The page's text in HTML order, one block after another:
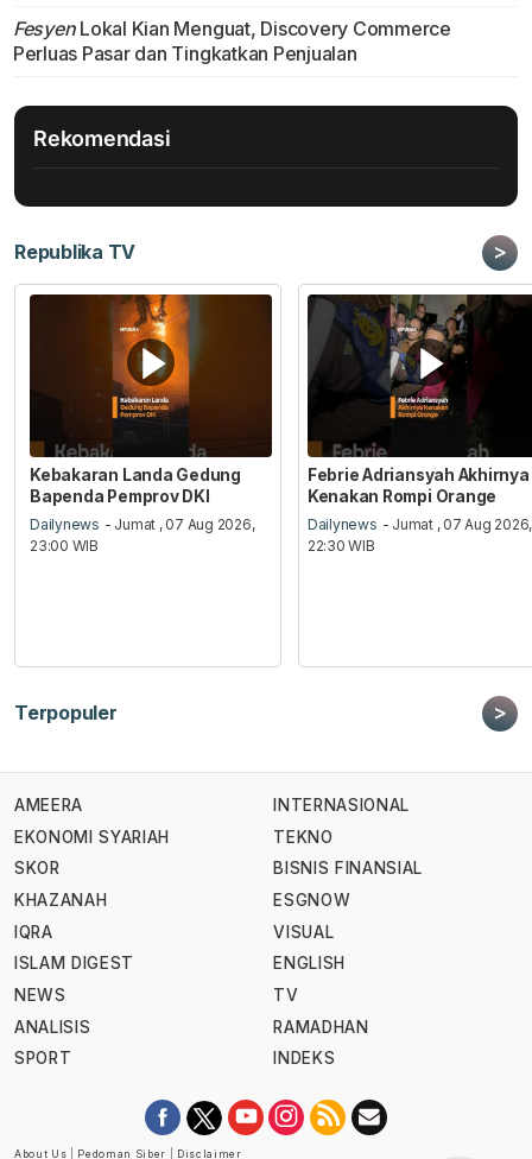
FesyenLokal Kian Menguat, Discovery Commerce
Perluas Pasar dan Tingkatkan Penjualan
Rekomendasi
Republika TV >
Kebakaran Landa Gedung
Bapenda Pemprov DKI
Dailynews - Jumat , 07 Aug 2026,
23:00 WIB
Febrie Adriansyah Akhirnya
Kenakan Rompi Orange
Dailynews - Jumat , 07 Aug 2026,
22:30 WIB
Terpopuler >
AMEERA
EKONOMI SYARIAH
SKOR
KHAZANAH
IQRA
ISLAM DIGEST
NEWS
ANALISIS
SPORT
INTERNASIONAL
TEKNO
BISNIS FINANSIAL
ESGNOW
VISUAL
ENGLISH
TV
RAMADHAN
INDEKS
About Us Pedoman Siber Disclaimer